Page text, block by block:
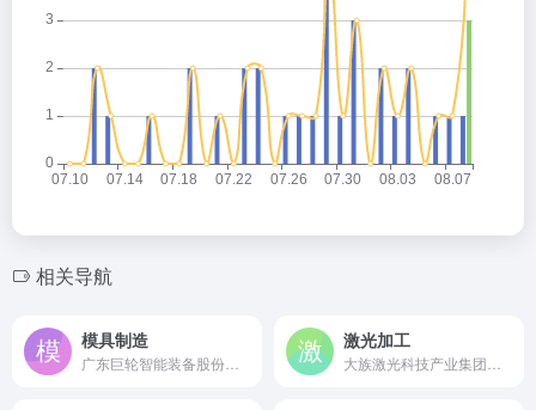
相关导航
模具制造 激光加工